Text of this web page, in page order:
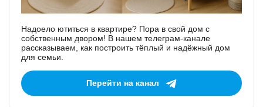
Надоело ютиться в квартире? Пора в свой дом с
собственным двором! В нашем телеграм-канале
рассказываем, как построить тёплый и надёжный дом
для семьи.
Перейти на канал